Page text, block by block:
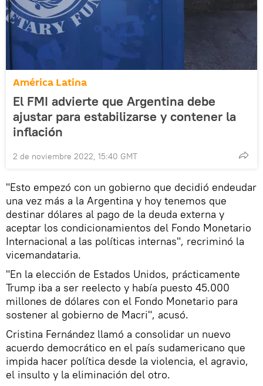
América Latina
El FMI advierte que Argentina debe
ajustar para estabilizarse y contener la
inflación
2 de noviembre 2022, 15:40 GMT
"Esto empezó con un gobierno que decidió endeudar
una vez más a la Argentina y hoy tenemos que
destinar dólares al pago de la deuda externa y
aceptar los condicionamientos del Fondo Monetario
Internacional a las políticas internas", recriminó la
vicemandataria.
"En la elección de Estados Unidos, prácticamente
Trump iba a ser reelecto y había puesto 45.000
millones de dólares con el Fondo Monetario para
sostener al gobierno de Macri", acusó.
Cristina Fernández llamó a consolidar un nuevo
acuerdo democrático en el país sudamericano que
impida hacer política desde la violencia, el agravio,
el insulto y la eliminación del otro.